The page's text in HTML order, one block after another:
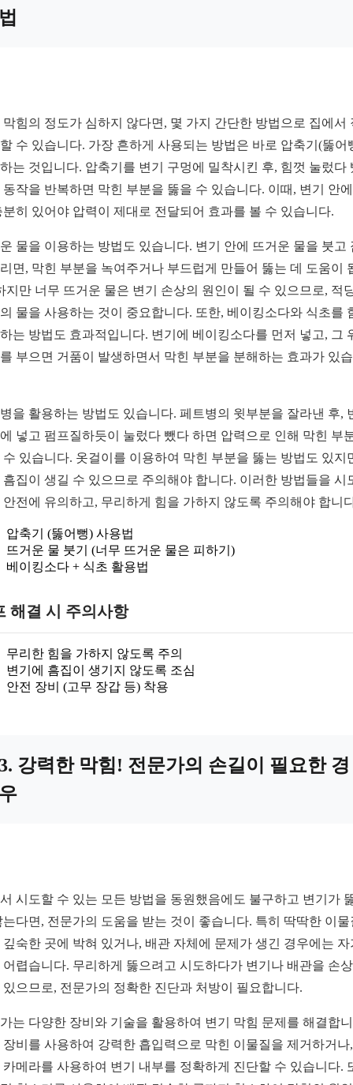
막힘의 정도가 심하지 않다면, 몇 가지 간단한 방법으로 집에서
수 있습니다. 가장 흔하게 사용되는 방법은 바로 압축기(뚫어
는 것입니다. 압축기를 변기 구멍에 밀착시킨 후, 힘껏 눌렀다
동작을 반복하면 막힌 부분을 뚫을 수 있습니다. 이때, 변기 안
분히 있어야 압력이 제대로 전달되어 효과를 볼 수 있습니다.
물을 이용하는 방법도 있습니다. 변기 안에 뜨거운 물을 붓고
면, 막힌 부분을 녹여주거나 부드럽게 만들어 뚫는 데 도움이
지만 너무 뜨거운 물은 변기 손상의 원인이 될 수 있으므로, 적
물을 사용하는 것이 중요합니다. 또한, 베이킹소다와 식초를
는 방법도 효과적입니다. 변기에 베이킹소다를 먼저 넣고, 그
부으면 거품이 발생하면서 막힌 부분을 분해하는 효과가 있
을 활용하는 방법도 있습니다. 페트병의 윗부분을 잘라낸 후,
넣고 펌프질하듯이 눌렀다 뺐다 하면 압력으로 인해 막힌 부
수 있습니다. 옷걸이를 이용하여 막힌 부분을 뚫는 방법도 있지
흠집이 생길 수 있으므로 주의해야 합니다. 이러한 방법들을 시
안전에 유의하고, 무리하게 힘을 가하지 않도록 주의해야 합니
압축기 (뚫어뻥) 사용법
뜨거운 물 붓기 (너무 뜨거운 물은 피하기)
베이킹소다 + 식초 활용법
해결 시 주의사항
무리한 힘을 가하지 않도록 주의
변기에 흠집이 생기지 않도록 조심
안전 장비 (고무 장갑 등) 착용
강력한 막힘! 전문가의 손길이 필요한 경
시도할 수 있는 모든 방법을 동원했음에도 불구하고 변기가
는다면, 전문가의 도움을 받는 것이 좋습니다. 특히 딱딱한 이물
깊숙한 곳에 박혀 있거나, 배관 자체에 문제가 생긴 경우에는 자
어렵습니다. 무리하게 뚫으려고 시도하다가 변기나 배관을 손
있으므로, 전문가의 정확한 진단과 처방이 필요합니다.
는 다양한 장비와 기술을 활용하여 변기 막힘 문제를 해결합
장비를 사용하여 강력한 흡입력으로 막힌 이물질을 제거하거나
카메라를 사용하여 변기 내부를 정확하게 진단할 수 있습니다.